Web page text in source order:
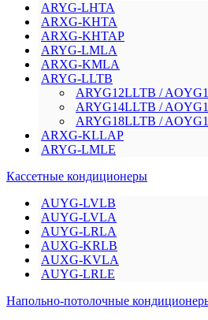
ARYG-LHTA
ARXG-KHTA
ARXG-KHTAP
ARYG-LMLA
ARXG-KMLA
ARYG-LLTB
ARYG12LLTB /
ARYG14LLTB /
ARYG18LLTB /
ARXG-KLLAP
ARYG-LMLE
Кассетные кондиционеры
AUYG-LVLB
AUYG-LVLA
AUYG-LRLA
AUXG-KRLB
AUXG-KVLA
AUYG-LRLE
Напольно-потолочные